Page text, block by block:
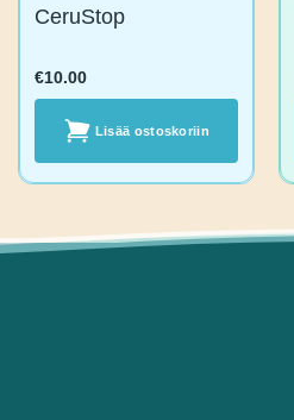
CeruStop
€10.00